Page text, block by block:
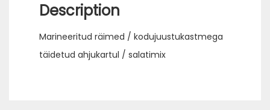
Description
Marineeritud räimed / kodujuustukastmega
täidetud ahjukartul / salatimix